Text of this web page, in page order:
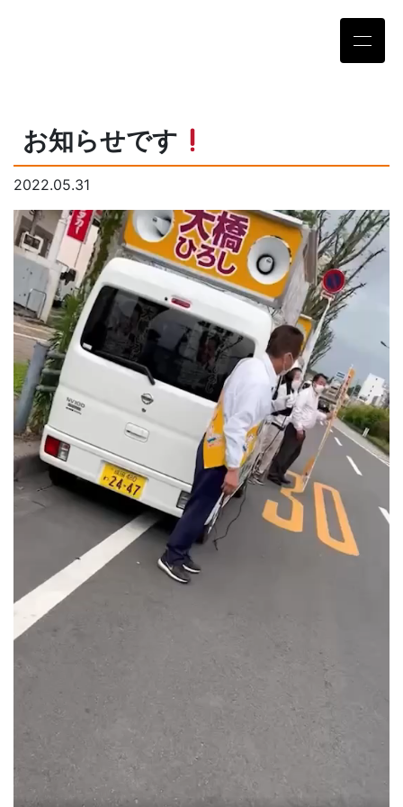
お知らせです
2022.05.31